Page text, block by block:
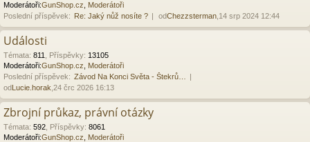
Moderátoři:GunShop.cz
Moderátoři
Poslední příspěvek: Re: Jaký nůž nosíte ? odChezzsterman ,14 srp 2024 12:44
Události
Témata: 811 Příspěvky: 13105
Moderátoři:GunShop.cz
Moderátoři
Poslední příspěvek: Závod Na Konci Světa - Štekrů…
odLucie.horak ,24 črc 2026 16:13
Zbrojní průkaz, právní otázky
Témata: 592 Příspěvky: 8061
Moderátoři:GunShop.cz
Moderátoři